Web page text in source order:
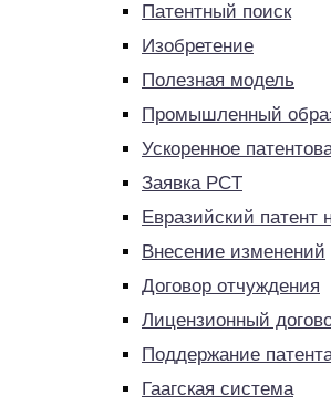
Патентный поиск
Изобретение
Полезная модель
Промышленный
Ускоренное
Заявка PCT
Евразийский патент
Внесение изменений
Договор отчуждения
Лицензионный
Поддержание
Гаагская система